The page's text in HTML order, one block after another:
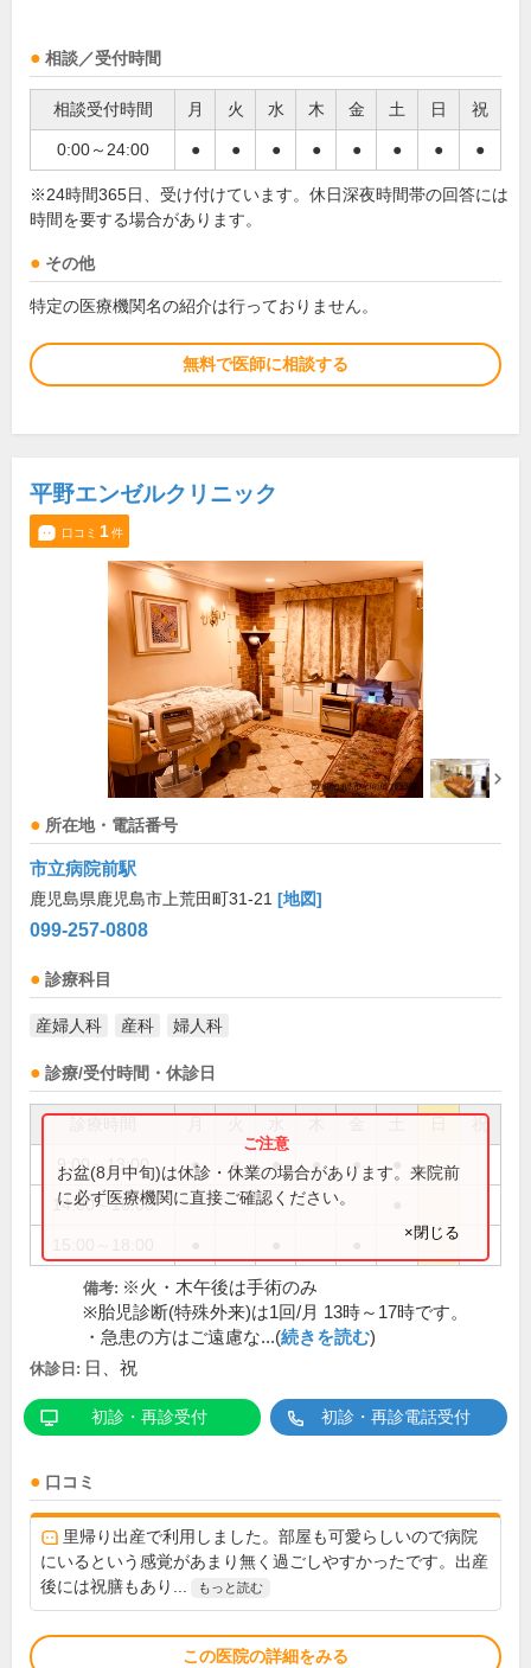
相談／受付時間
相談受付時間 月 火 水 木 金 土 日 祝
0:00～24:00 ● ● ● ● ● ● ● ●
※24時間365日、受け付けています。休日深夜時間帯の回答には
時間を要する場合があります。
その他
特定の医療機関名の紹介は行っておりません。
無料で医師に相談する
平野エンゼルクリニック
口コミ 1件
所在地・電話番号
市立病院前駅
鹿児島県鹿児島市上荒田町31-21 [地図]
099-257-0808
診療科目
産婦人科 産科 婦人科
診療/受付時間・休診日
祝
9:00～13:00 ● ● ● ● ●
14:00～16:00
お盆(8月中旬)は休診・休業の場合があります。来院前
に必ず医療機関に直接ご確認ください。
×閉じる
備考: ※火・木午後は手術のみ
※胎児診断(特殊外来)は1回/月 13時～17時です。
・急患の方はご遠慮な...(続きを読む)
休診日: 日、祝
初診・再診受付 初診・再診電話受付
口コミ
里帰り出産で利用しました。部屋も可愛らしいので病院
にいるという感覚があまり無く過ごしやすかったです。出産
後には祝膳もあり...
もっと読む
この医院の詳細をみる